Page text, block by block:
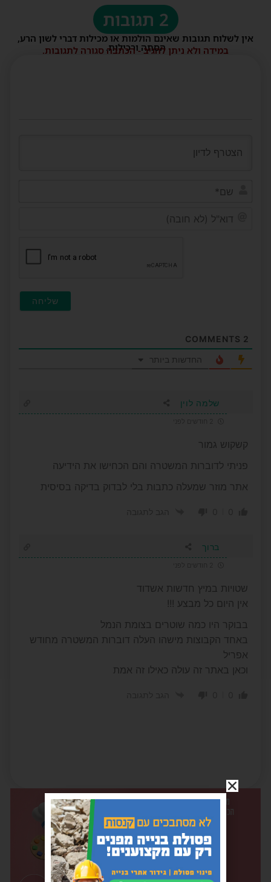
2 תגובות
אין לשלוח תגובות שאינם הולמות או מכילות דברי לשון הרע,
הסתה ורכילות.
במידה ולא ניתן להגיב - הכתבה סגורה לתגובות.
2
החדשות ביותר
שלמה לוין
קשקוש גמור
פניתי לדוברות המשטרה והם הכחישו את הידיעה
אתר מוזר שמעלה כתבות בלי לבדוק בדיקה בסיסית
ברוך
שטויות במיץ חדשות אשדוד
אין היום כל מבצע !!!
בבוקר היו כמה שוטרים בצומת הנמל
באחד הקבוצות מישהו העלה דוברות המשטרה מחודש
אפריל
וכאן באתר זה עולה כאילו זה אמת